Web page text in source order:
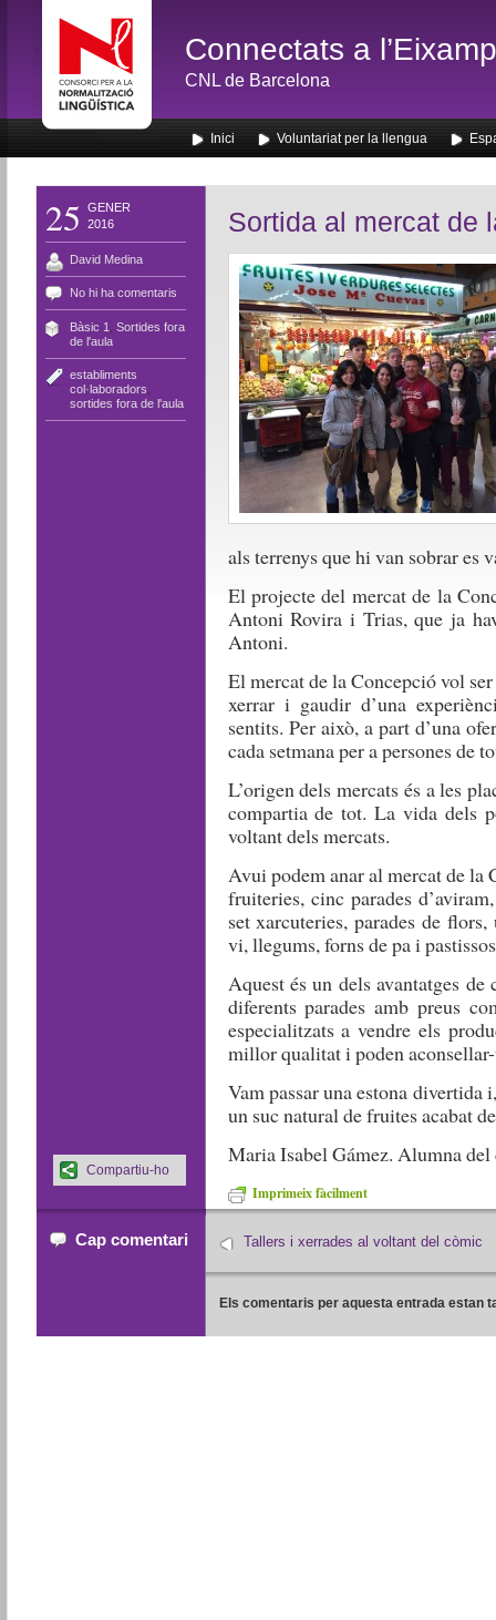
Connectats a
CNL de Barcelona
Inici Voluntariat per la llengua
25
GENER
2016
David Medina
No hi ha comentaris
Bàsic 1
Sortides fora
de l'aula
establiments
col·laboradors
sortides fora de l'aula
Sortida al mercat de
als terrenys que hi van sobrar es
El projecte del mercat de la
Antoni Rovira i Trias, que ja
Antoni.
El mercat de la Concepció vol
xerrar i gaudir d’una
sentits. Per això, a part d’una
cada setmana per a persones de
L’origen dels mercats és a les
compartia de tot. La vida dels
voltant dels mercats.
Avui podem anar al mercat de la
fruiteries, cinc parades
set xarcuteries, parades de
vi, llegums, forns de pa i
Aquest és un dels avantatges
diferents parades amb preus
especialitzats a vendre els
millor qualitat i poden
Vam passar una estona divertida
un suc natural de fruites acabat
Maria Isabel Gámez. Alumna del
Imprimeix fàcilment
Compartiu-ho
Cap comentari Tallers i xerrades al voltant del còmic
Els comentaris per aquesta entrada estan